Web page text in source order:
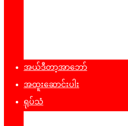
အယ်ဒီတာ့အာဘော်
အထူးဆောင်းပါး
ရုပ်သံ